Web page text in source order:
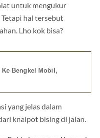
untuk mengukur
Tetapi hal tersebut
Lho kok bisa?
Bengkel Mobil,
yang jelas dalam
knalpot bising di jalan.